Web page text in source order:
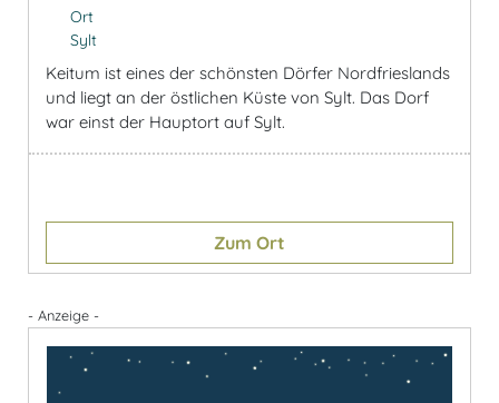
Ort
Sylt
Keitum ist eines der schönsten Dörfer Nordfrieslands
und liegt an der östlichen Küste von Sylt. Das Dorf
war einst der Hauptort auf Sylt.
Zum Ort
- Anzeige -